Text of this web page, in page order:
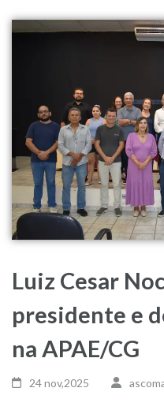
Luiz Cesar
presidente e
na APAE/CG
24 nov,2025